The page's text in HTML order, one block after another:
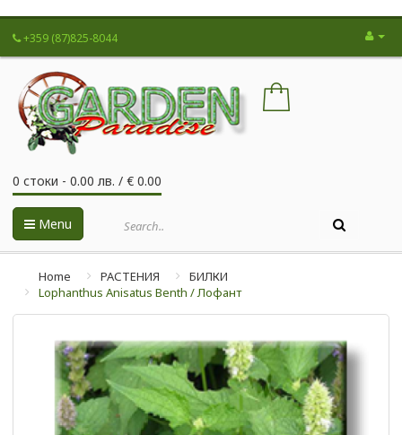
+359 (87)825-8044
0 стоки - 0.00 лв. / € 0.00
Menu
Home РАСТЕНИЯ
БИЛКИ
Lophanthus Anisatus Benth / Лофант